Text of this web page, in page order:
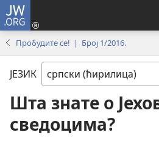
JW.ORG
Пробудите се! | Број 1/2016.
ЈЕЗИК
Шта знате о
сведоцима?